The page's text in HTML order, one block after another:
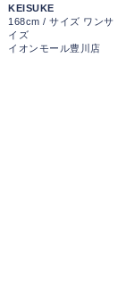
KEISUKE
168cm / サイズ ワンサ
イズ
イオンモール豊川店